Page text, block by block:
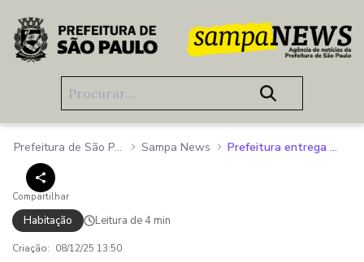
Pular para o Conteúdo principal
Prefeitura de São Paulo Sampa News Prefeitura entrega 224 apartamentos a famílias de baixa renda na Zona Norte
Compartilhar
Habitação Leitura de 4 min
Criação: 08/12/25 13:50